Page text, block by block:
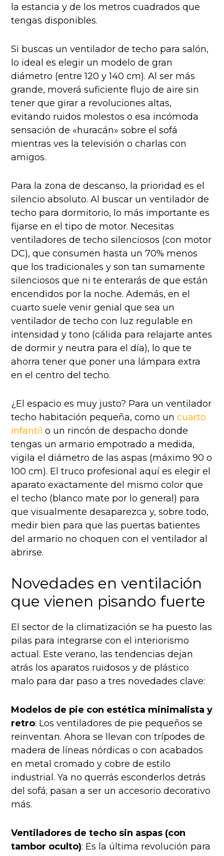
la estancia y de los metros cuadrados que
tengas disponibles.
Si buscas un ventilador de techo para salón,
lo ideal es elegir un modelo de gran
diámetro (entre 120 y 140 cm). Al ser más
grande, moverá suficiente flujo de aire sin
tener que girar a revoluciones altas,
evitando ruidos molestos o esa incómoda
sensación de «huracán» sobre el sofá
mientras ves la televisión o charlas con
amigos.
Para la zona de descanso, la prioridad es el
silencio absoluto. Al buscar un ventilador de
techo para dormitorio, lo más importante es
fijarse en el tipo de motor. Necesitas
ventiladores de techo silenciosos (con motor
DC), que consumen hasta un 70% menos
que los tradicionales y son tan sumamente
silenciosos que ni te enterarás de que están
encendidos por la noche. Además, en el
cuarto suele venir genial que sea un
ventilador de techo con luz regulable en
intensidad y tono (cálida para relajarte antes
de dormir y neutra para el día), lo que te
ahorra tener que poner una lámpara extra
en el centro del techo.
¿El espacio es muy justo? Para un ventilador
techo habitación pequeña, como uncuarto
infantil o un rincón de despacho donde
tengas un armario empotrado a medida,
vigila el diámetro de las aspas (máximo 90 o
100 cm). El truco profesional aquí es elegir el
aparato exactamente del mismo color que
el techo (blanco mate por lo general) para
que visualmente desaparezca y, sobre todo,
medir bien para que las puertas batientes
del armario no choquen con el ventilador al
abrirse.
Novedades en ventilación
que vienen pisando fuerte
El sector de la climatización se ha puesto las
pilas para integrarse con el interiorismo
actual. Este verano, las tendencias dejan
atrás los aparatos ruidosos y de plástico
malo para dar paso a tres novedades clave:
Modelos de pie con estética minimalista y
retro: Los ventiladores de pie pequeños se
reinventan. Ahora se llevan con trípodes de
madera de líneas nórdicas o con acabados
en metal cromado y cobre de estilo
industrial. Ya no querrás esconderlos detrás
del sofá; pasan a ser un accesorio decorativo
más.
Ventiladores de techo sin aspas (con
tambor oculto): Es la última revolución para